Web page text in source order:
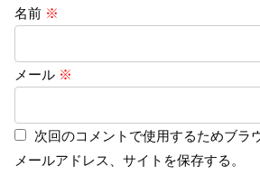
名前 ※
メール ※
次回のコメントで使用するためブラ
メールアドレス、サイトを保存する。